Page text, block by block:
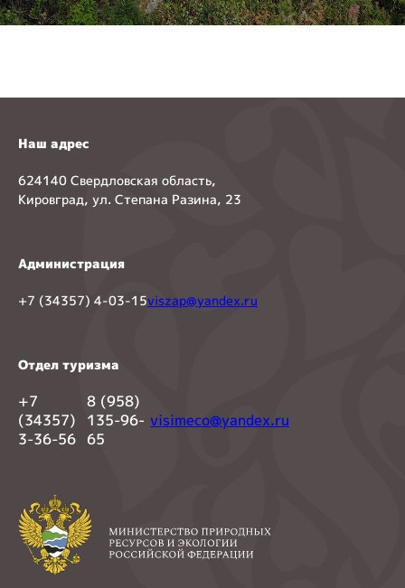
Наш адрес
624140 Свердловская область,
Кировград, ул. Степана Разина, 23
Администрация
+7 (34357) 4-03-15viszap@yandex.ru
Отдел туризма
+7
(34357)
3-36-56
8 (958)
135-96-
65
visimeco@yandex.ru